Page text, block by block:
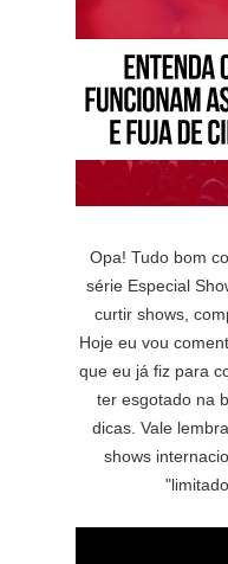
Opa! Tudo bom
série Especial
curtir shows,
Hoje eu vou
que eu já fiz para
ter esgotado na
dicas. Vale
shows